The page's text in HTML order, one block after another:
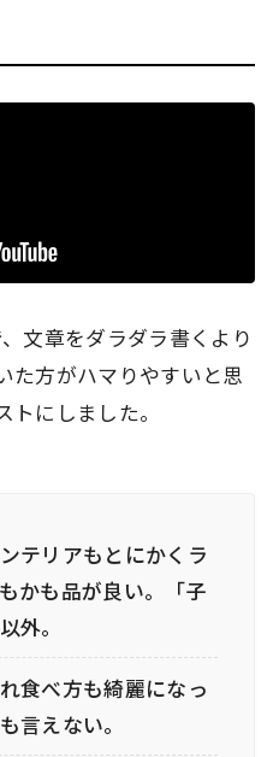
文章をダラダラ書くより
た方がハマりやすいと思
にしました。
テリアもとにかくラ
かも品が良い。「子
外。
食べ方も綺麗になっ
言えない。